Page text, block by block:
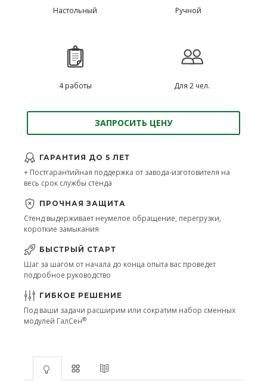
Настольный Ручной
4 работы Для 2 чел.
ЗАПРОСИТЬ ЦЕНУ
ГАРАНТИЯ ДО 5 ЛЕТ
+ Постгарантийная поддержка от завода-изготовителя на
весь срок службы стенда
ПРОЧНАЯ ЗАЩИТА
Стенд выдерживает неумелое обращение, перегрузки,
короткие замыкания
БЫСТРЫЙ СТАРТ
Шаг за шагом от начала до конца опыта вас проведет
подробное руководство
ГИБКОЕ РЕШЕНИЕ
Под ваши задачи расширим или сократим набор сменных
модулей ГалСен®